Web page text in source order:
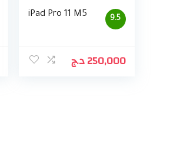
9.5
iPad Pro 11 M5
250,000د.ج